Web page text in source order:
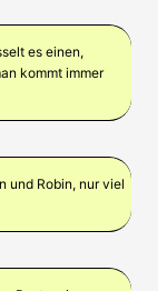
es einen,
kommt immer
und Robin, nur viel